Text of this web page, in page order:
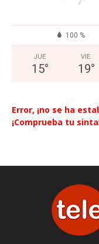
100 %
JUE
15°
VIE
19°
Error, ¡no se ha
¡Comprueba tu